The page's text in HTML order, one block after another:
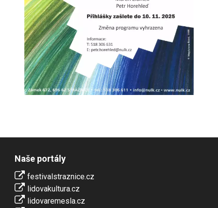
Naše portály
festivalstraznice.cz
lidovakultura.cz
lidovaremesla.cz